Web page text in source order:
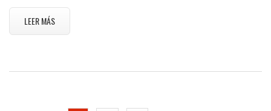
LEER MÁS